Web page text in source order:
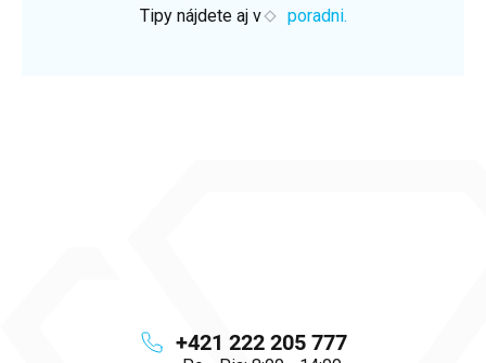
+421 222 205 777
Tipy nájdete aj v poradni.